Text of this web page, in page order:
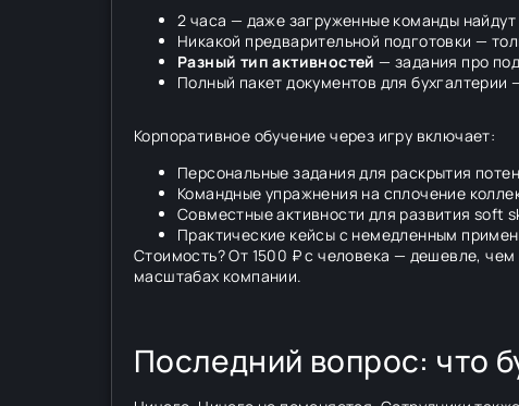
2 часа — даже загруженные команды
Никакой предварительной подготовки —
Разный тип активностей — задания про
Полный пакет документов для бухгалтерии
Корпоративное обучение через игру включает:
Персональные задания для раскрытия
Командные упражнения на сплочение
Совместные активности для развития soft
Практические кейсы с немедленным
Стоимость? От 1500 ₽ с человека — дешевле,
масштабах компании.
Последний вопрос: что